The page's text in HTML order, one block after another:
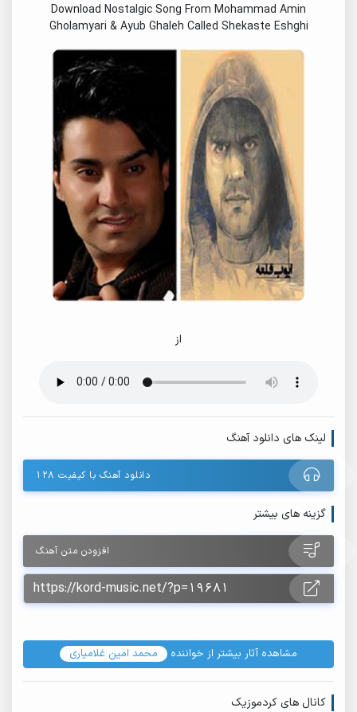
Download Nostalgic Song From Mohammad Amin
Gholamyari & Ayub Ghaleh Called Shekaste Eshghi
از
لینک های دانلود آهنگ
دانلود آهنگ با کیفیت ۱۲۸
گزینه های بیشتر
افزودن متن آهنگ
مشاهده آثار بیشتر از خواننده محمد امین غلامیاری
کانال های کردموزیک